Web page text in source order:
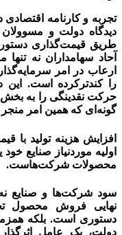
دیدگاه دولت و
طریق قیمت‌گذاری
آحاد سهامداران نه تنها
ارعاب در امر
را کندترکرده است.
حرکت نقدینگی را به
گونه‌ای که همین امر
افزایش هزینه تولید با
اولیه موردنیاز صنایع
محصولات شرکت‌هاست.
سود شرکت‌ها و صنایع
نهایی فروش محصول
دستوری است. بلکه
دولت، یک عامل